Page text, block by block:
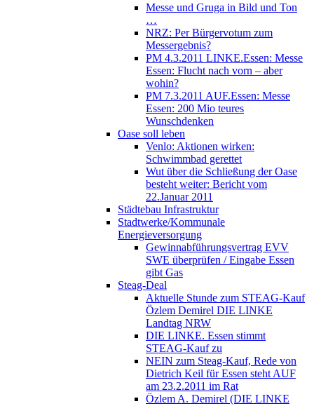
Messe und Gruga in Bild und Ton
…
NRZ: Per Bürgervotum zum
Messergebnis?
PM 4.3.2011 LINKE.Essen: Messe
Essen: Flucht nach vorn – aber
wohin?
PM 7.3.2011 AUF.Essen: Messe
Essen: 200 Mio teures
Wunschdenken
Oase soll leben
Venlo: Aktionen wirken:
Schwimmbad gerettet
Wut über die Schließung der Oase
besteht weiter: Bericht vom
22.Januar 2011
Städtebau Infrastruktur
Stadtwerke/Kommunale
Energieversorgung
Gewinnabführungsvertrag EVV
SWE überprüfen / Eingabe Essen
gibt Gas
Steag-Deal
Aktuelle Stunde zum STEAG-Kauf
Özlem Demirel DIE LINKE
Landtag NRW
DIE LINKE. Essen stimmt
STEAG-Kauf zu
NEIN zum Steag-Kauf, Rede von
Dietrich Keil für Essen steht AUF
am 23.2.2011 im Rat
Özlem A. Demirel (DIE LINKE